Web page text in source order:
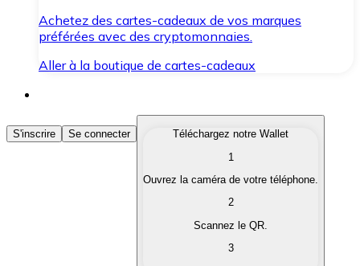
Achetez des cartes-cadeaux de vos marques
préférées avec des cryptomonnaies.
Aller à la boutique de cartes-cadeaux
Acheter des Cryptomonnaies
Achetez les cryptomonnaies qui vous intéressent
Convertissez vos cryptomonnaies en monnaie
S'inscrire Se connecter
Téléchargez notre Wallet
1
Ouvrez la caméra de votre téléphone.
2
Scannez le QR.
3